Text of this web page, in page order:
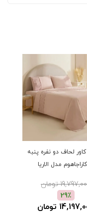
لحاف دو نفره پنبه
مدل الاریا
تومان
29٪
تومان